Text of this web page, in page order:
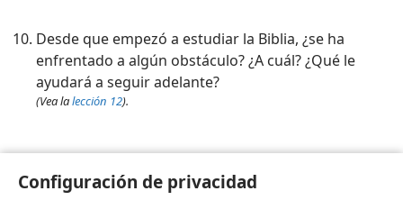
Configuración de privacidad
Desde que empezó a estudiar la Biblia, ¿se ha
enfrentado a algún obstáculo? ¿A cuál? ¿Qué le
ayudará a seguir adelante?
(Vea lalección 12).
Preguntas que usted tenga: